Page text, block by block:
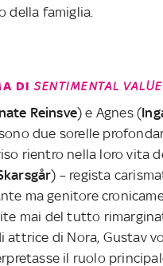
della famiglia.
DI SENTIMENTAL VALUE
Reinsve) e Agnes (
due sorelle
rientro nella loro vita
) – regista
ma genitore
mai del tutto
attrice di Nora, Gustav
il ruolo